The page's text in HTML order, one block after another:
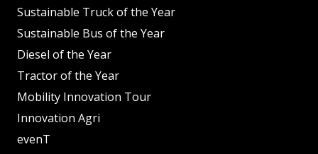
Sustainable Truck of the Year
Sustainable Bus of the Year
Diesel of the Year
Tractor of the Year
Mobility Innovation Tour
Innovation Agri
evenT